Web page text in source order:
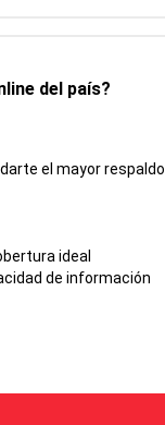
del país?
el mayor respaldo
ideal
de información